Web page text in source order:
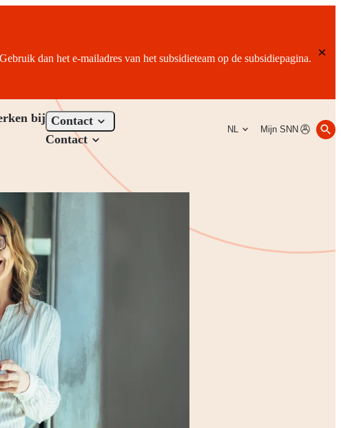
dan het e-mailadres van het subsidieteam op de subsidiepagina.
bij Contact
Contact
NL Mijn SNN